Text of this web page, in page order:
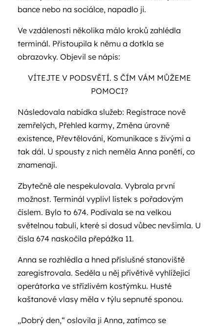
bance nebo na sociálce, napadlo ji.
Ve vzdálenosti několika málo kroků zahlédla
terminál. Přistoupila k němu a dotkla se
obrazovky. Objevil se nápis:
VÍTEJTE V PODSVĚTÍ. S ČÍM VÁM MŮŽEME
POMOCI?
Následovala nabídka služeb: Registrace nově
zemřelých, Přehled karmy, Změna úrovně
existence, Převtělování, Komunikace s živými a
tak dál. U spousty z nich neměla Anna ponětí, co
znamenají.
Zbytečně ale nespekulovala. Vybrala první
možnost. Terminál vyplivl lístek s pořadovým
číslem. Bylo to 674. Podívala se na velkou
světelnou tabuli, které si dosud vůbec nevšimla. U
čísla 674 naskočila přepážka 11.
Anna se rozhlédla a hned příslušné stanoviště
zaregistrovala. Seděla u něj přívětivě vyhlížející
operátorka ve střízlivém kostýmku. Husté
kaštanové vlasy měla v týlu sepnuté sponou.
„Dobrý den,“ oslovila ji Anna, zatímco se